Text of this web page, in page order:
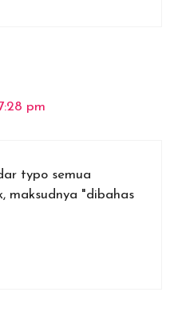
pm
typo semua
maksudnya "dibahas